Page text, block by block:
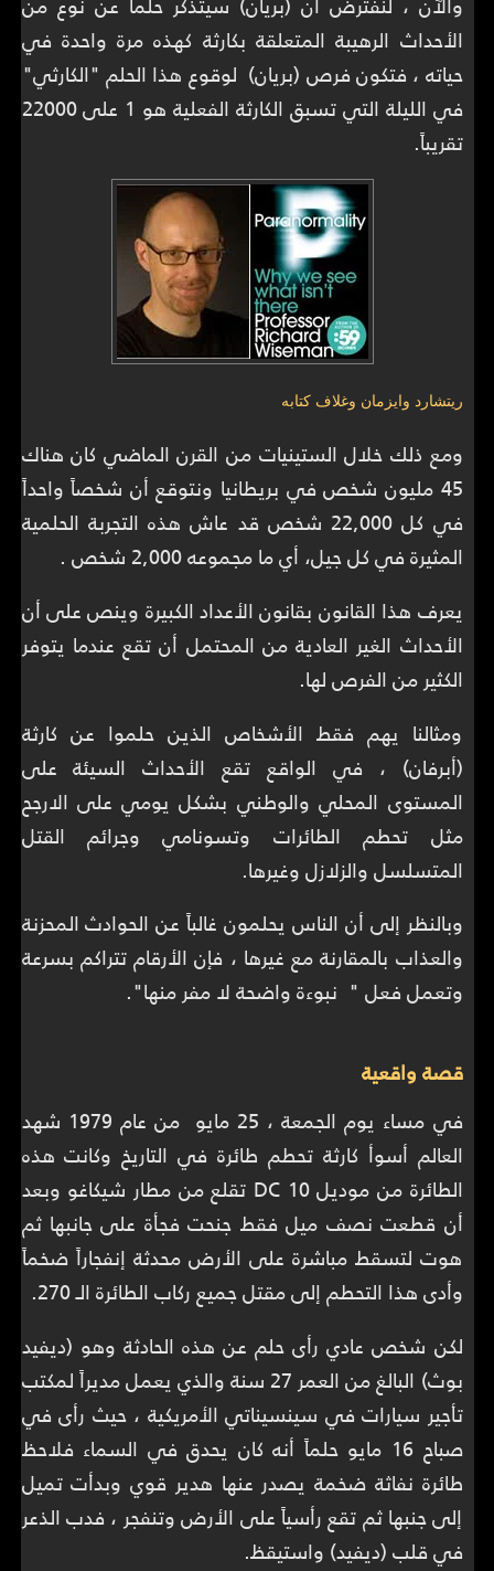
الأحداث الرهيبة المتعلقة بكارثة كهذه مرة واحدة في
حياته ، فتكون فرص (بريان) لوقوع هذا الحلم "الكارثي"
في الليلة التي تسبق الكارثة الفعلية هو 1 على 22000
تقريباً.
ريتشارد وايزمان وغلاف كتابه
ومع ذلك خلال الستينيات من القرن الماضي كان هناك
45 مليون شخص في بريطانيا ونتوقع أن شخصاً واحداً
في كل 22,000 شخص قد عاش هذه التجربة الحلمية
المثيرة في كل جيل، أي ما مجموعه 2,000 شخص .
يعرف هذا القانون بقانون الأعداد الكبيرة وينص على أن
الأحداث الغير العادية من المحتمل أن تقع عندما يتوفر
الكثير من الفرص لها.
ومثالنا يهم فقط الأشخاص الذين حلموا عن كارثة
(أبرفان) ، في الواقع تقع الأحداث السيئة على
المستوى المحلي والوطني بشكل يومي على الارجح
مثل تحطم الطائرات وتسونامي وجرائم القتل
المتسلسل والزلازل وغيرها.
وبالنظر إلى أن الناس يحلمون غالباً عن الحوادث المحزنة
والعذاب بالمقارنة مع غيرها ، فإن الأرقام تتراكم بسرعة
وتعمل فعل " نبوءة واضحة لا مفر منها".
قصة واقعية
في مساء يوم الجمعة ، 25 مايو من عام 1979 شهد
العالم أسوأ كارثة تحطم طائرة في التاريخ وكانت هذه
الطائرة من موديل DC 10 تقلع من مطار شيكاغو وبعد
أن قطعت نصف ميل فقط جنحت فجأة على جانبها ثم
هوت لتسقط مباشرة على الأرض محدثة إنفجاراً ضخماً
وأدى هذا التحطم إلى مقتل جميع ركاب الطائرة الـ 270.
لكن شخص عادي رأى حلم عن هذه الحادثة وهو (ديفيد
بوث) البالغ من العمر 27 سنة والذي يعمل مديراً لمكتب
تأجير سيارات في سينسيناتي الأمريكية ، حيث رأى في
صباح 16 مايو حلماً أنه كان يحدق في السماء فلاحظ
طائرة نفاثة ضخمة يصدر عنها هدير قوي وبدأت تميل
إلى جنبها ثم تقع رأسياً على الأرض وتنفجر ، فدب الذعر
في قلب (ديفيد) واستيقظ.